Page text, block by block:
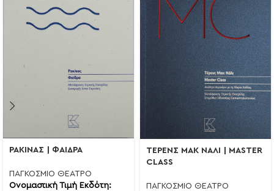
ΡΑΚΙΝΑΣ | ΦΑΙΔΡΑ
ΠΑΓΚΟΣΜΙΟ ΘΕΑΤΡΟ
Ονομαστική Τιμή Εκδότη:
ΤΕΡΕΝΣ ΜΑΚ ΝΑΛΙ | MASTER
CLASS
ΠΑΓΚΟΣΜΙΟ ΘΕΑΤΡΟ